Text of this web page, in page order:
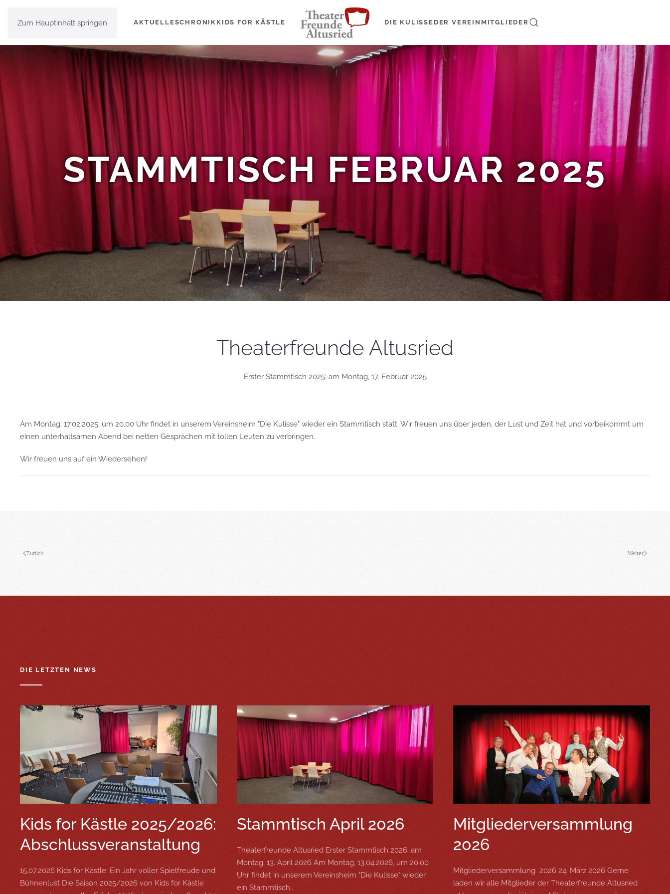
Zum Hauptinhalt springen AKTUELLESCHRONIK KIDS FOR KÄSTLE DIE KULISSE DER VEREIN MITGLIEDER
STAMMTISCH FEBRUAR 2025
Theaterfreunde Altusried
Erster Stammtisch 2025: am Montag, 17. Februar 2025
Am Montag, 17.02.2025, um 20.00 Uhr findet in unserem Vereinsheim "Die Kulisse" wieder ein Stammtisch statt. Wir freuen uns über jeden, der Lust und Zeit hat und vorbeikommt um
einen unterhaltsamen Abend bei netten Gesprächen mit tollen Leuten zu verbringen.
Wir freuen uns auf ein Wiedersehen!
Zurück Weiter
DIE LETZTEN NEWS
Kids for Kästle 2025/2026:
Abschlussveranstaltung
15.07.2026 Kids for Kästle: Ein Jahr voller Spielfreude und
Bühnenlust Die Saison 2025/2026 von Kids for Kästle
Stammtisch April 2026
Theaterfreunde Altusried Erster Stammtisch 2026: am
Montag, 13. April 2026 Am Montag, 13.04.2026, um 20.00
Uhr findet in unserem Vereinsheim "Die Kulisse" wieder
ein Stammtisch…
Mitgliederversammlung
2026
Mitgliederversammlung 2026 24. März 2026 Gerne
laden wir alle Mitglieder der Theaterfreunde Altusried